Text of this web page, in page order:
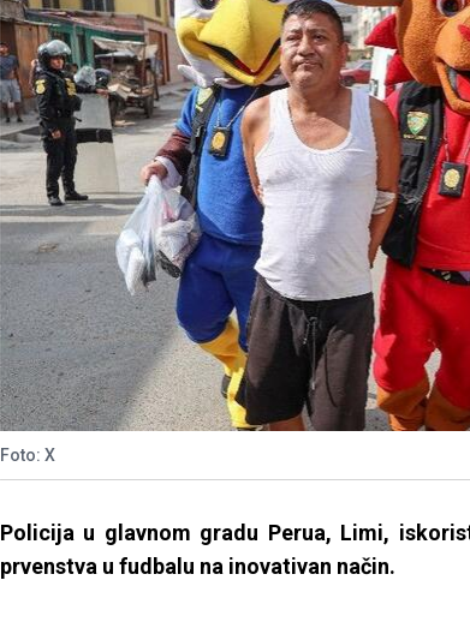
Foto: X
Policija u glavnom gradu Perua, Limi,
prvenstva u fudbalu na inovativan način.